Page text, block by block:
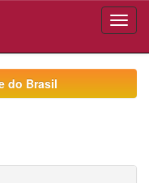
do Brasil